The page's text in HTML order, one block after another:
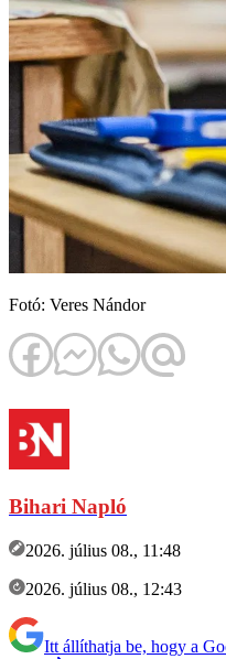
Fotó: Veres Nándor
Bihari Napló
2026. július 08., 11:48
2026. július 08., 12:43
Itt állíthatja be, hogy a